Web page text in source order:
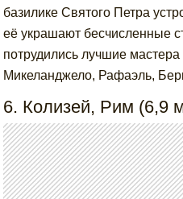
базилике Святого Петра
её украшают бесчисленные
потрудились лучшие
Микеланджело, Рафаэль,
6. Колизей, Рим (6,9